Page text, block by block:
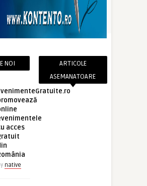
NOI
acces
native
ARTICOLE
ASEMANATOARE